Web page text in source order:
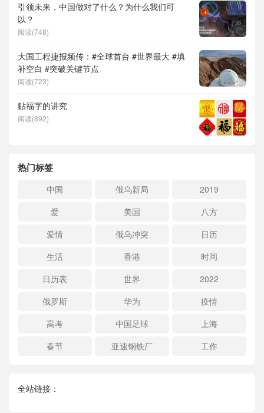
引领未来，中国做对了什么？为什么我们可
以？
阅读(748)
大国工程捷报频传：#全球首台 #世界最大 #填
补空白 #突破关键节点
阅读(723)
贴福字的讲究
阅读(892)
热门标签
中国 俄乌新局
2019
爱
美国
八方
爱情
俄乌冲突
日历
生活
香港
时间
日历表
世界
2022
俄罗斯
华为
疫情
高考
中国足球
上海
春节
亚速钢铁厂 工作
全站链接：